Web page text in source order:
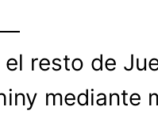
resto de
mediante